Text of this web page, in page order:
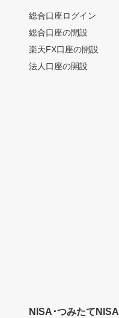
総合口座ログイン
総合口座の開設
楽天FX口座の開設
法人口座の開設
NISA･つみたてNISA